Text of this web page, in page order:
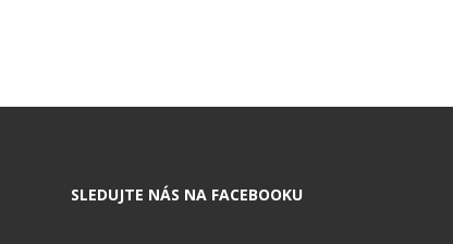
SLEDUJTE NÁS NA FACEBOOKU